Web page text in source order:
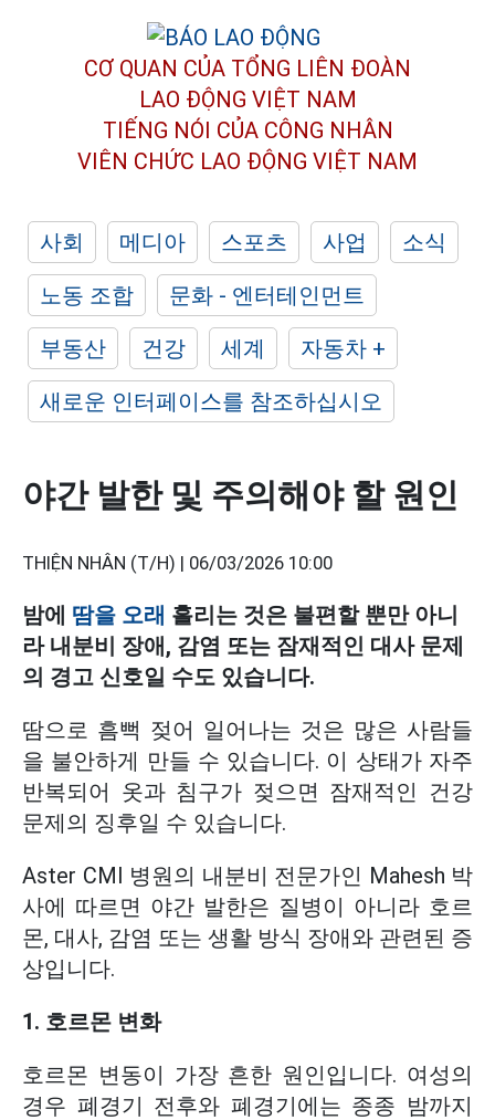
CƠ QUAN CỦA TỔNG LIÊN ĐOÀN
LAO ĐỘNG VIỆT NAM
TIẾNG NÓI CỦA CÔNG NHÂN
VIÊN CHỨC LAO ĐỘNG VIỆT NAM
사회 메디아 스포츠 사업
소식
노동 조합
문화 - 엔터테인먼트
부동산
건강 세계
자동차 +
새로운 인터페이스를 참조하십시오
야간 발한 및 주의해야 할 원인
THIỆN NHÂN (T/H) | 06/03/2026 10:00
밤에 땀을 오래 흘리는 것은 불편할 뿐만 아니
라 내분비 장애, 감염 또는 잠재적인 대사 문제
의 경고 신호일 수도 있습니다.
땀으로 흠뻑 젖어 일어나는 것은 많은 사람들
을 불안하게 만들 수 있습니다. 이 상태가 자주
반복되어 옷과 침구가 젖으면 잠재적인 건강
문제의 징후일 수 있습니다.
Aster CMI 병원의 내분비 전문가인 Mahesh 박
사에 따르면 야간 발한은 질병이 아니라 호르
몬, 대사, 감염 또는 생활 방식 장애와 관련된 증
상입니다.
1. 호르몬 변화
호르몬 변동이 가장 흔한 원인입니다. 여성의
경우 폐경기 전후와 폐경기에는 종종 밤까지